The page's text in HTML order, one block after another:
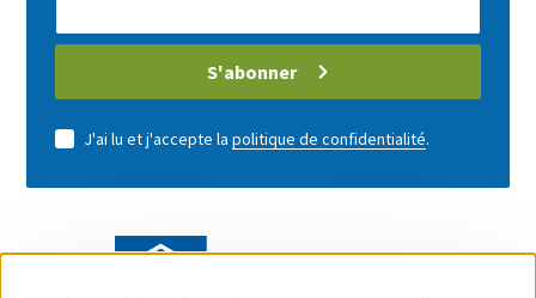
address
S'abonner
J'ai lu et j'accepte la politique de confidentialité.